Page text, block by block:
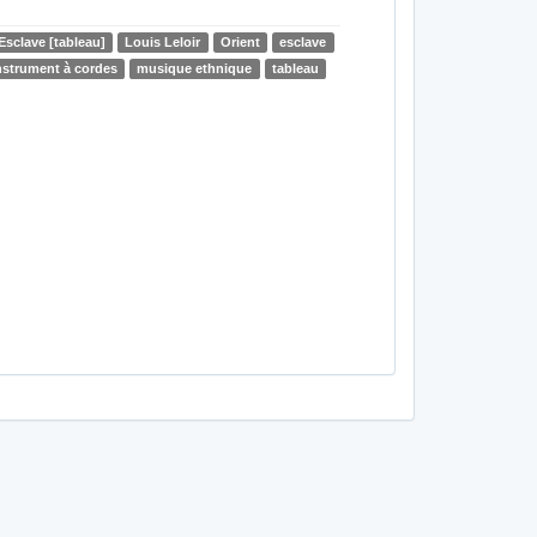
[tableau] Louis Leloir Orient
esclave
à cordes
musique ethnique tableau